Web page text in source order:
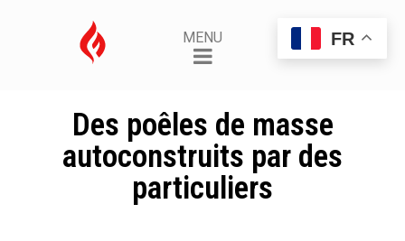
MENU
Des poêles de masse
autoconstruits par des
particuliers
FR